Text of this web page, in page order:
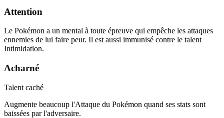
Attention
Le Pokémon a un mental à toute épreuve qui empêche les attaques
ennemies de lui faire peur. Il est aussi immunisé contre le talent
Intimidation.
Acharné
Talent caché
Augmente beaucoup l'Attaque du Pokémon quand ses stats sont
baissées par l'adversaire.